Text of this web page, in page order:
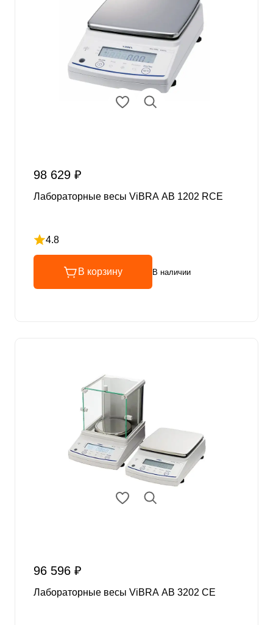
98 629 ₽
Лабораторные весы ViBRA AB 1202 RCE
4.8
Рейтинг 4.8 из 5
В корзину В наличии
96 596 ₽
Лабораторные весы ViBRA AB 3202 CE